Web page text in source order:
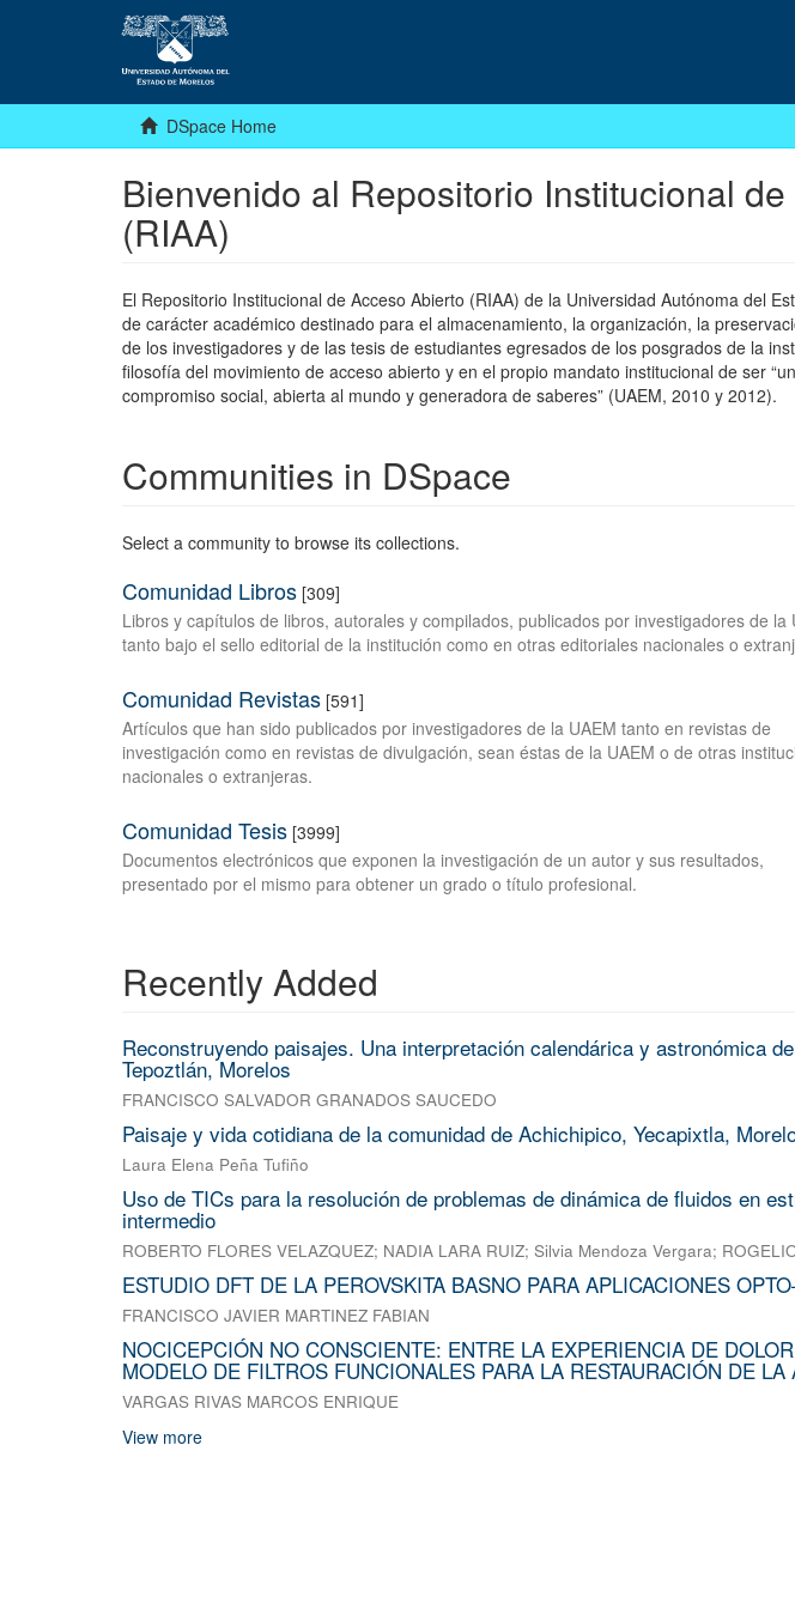
DSpace Home
Bienvenido al Repositorio Institucional
(RIAA)
El Repositorio Institucional de Acceso Abierto (RIAA) de la Universidad Autónoma del
de carácter académico destinado para el almacenamiento, la organización, la
de los investigadores y de las tesis de estudiantes egresados de los posgrados de la
filosofía del movimiento de acceso abierto y en el propio mandato institucional de ser
compromiso social, abierta al mundo y generadora de saberes” (UAEM, 2010 y 2012).
Communities in DSpace
Select a community to browse its collections.
Comunidad Libros [309]
Libros y capítulos de libros, autorales y compilados, publicados por investigadores de la
tanto bajo el sello editorial de la institución como en otras editoriales nacionales o
Comunidad Revistas [591]
Artículos que han sido publicados por investigadores de la UAEM tanto en revistas de
investigación como en revistas de divulgación, sean éstas de la UAEM o de otras
nacionales o extranjeras.
Comunidad Tesis [3999]
Documentos electrónicos que exponen la investigación de un autor y sus resultados,
presentado por el mismo para obtener un grado o título profesional.
Recently Added
Reconstruyendo paisajes. Una interpretación calendárica y astronómica
Tepoztlán, Morelos
FRANCISCO SALVADOR GRANADOS SAUCEDO
Paisaje y vida cotidiana de la comunidad de Achichipico, Yecapixtla,
Laura Elena Peña Tufiño
Uso de TICs para la resolución de problemas de dinámica de fluidos en
intermedio
ROBERTO FLORES VELAZQUEZ; NADIA LARA RUIZ; Silvia Mendoza Vergara;
ESTUDIO DFT DE LA PEROVSKITA BASNO PARA APLICACIONES
FRANCISCO JAVIER MARTINEZ FABIAN
NOCICEPCIÓN NO CONSCIENTE: ENTRE LA EXPERIENCIA DE
MODELO DE FILTROS FUNCIONALES PARA LA RESTAURACIÓN DE
VARGAS RIVAS MARCOS ENRIQUE
View more